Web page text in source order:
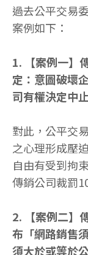
過去公平交易
案例如下：
1. 【案例一】
定：意圖破壞
司有權決定中
對此，公平交
之心理形成壓
自由有受到拘
傳銷公司裁罰
2. 【案例二】
布「網路銷售
須大於或等於